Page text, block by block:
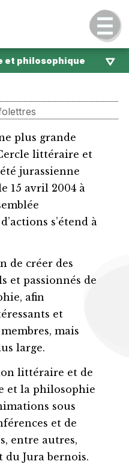
philosophique
plus grande
littéraire et
jurassienne
15 avril 2004 à
s’étend à
de créer des
et passionnés de
afin
et
mais
large.
littéraire et de
et la philosophie
sous
et de
entre autres,
du Jura bernois.